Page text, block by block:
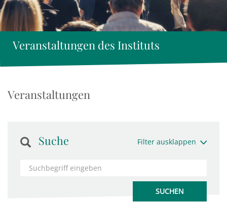
Veranstaltungen des Instituts
Veranstaltungen
Suche Filter ausklappen